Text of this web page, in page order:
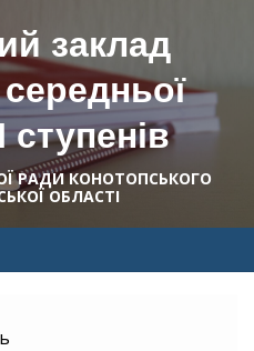
заклад
ступенів
РАДИ КОНОТОПСЬКОГО
ОБЛАСТІ